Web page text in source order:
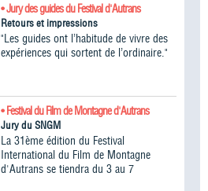
• Jury des guides du Festival d'Autrans
Retours et impressions
"Les guides ont l’habitude de vivre des
expériences qui sortent de l’ordinaire."
• Festival du Film de Montagne d'Autrans
Jury du SNGM
La 31ème édition du Festival
International du Film de Montagne
d'Autrans se tiendra du 3 au 7